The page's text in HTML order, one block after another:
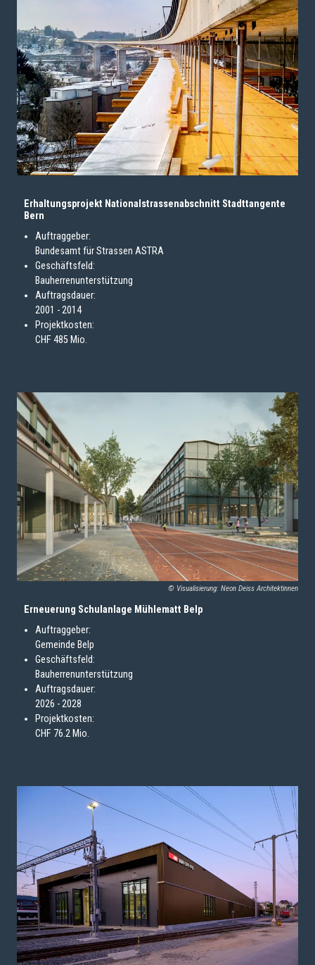
Erhaltungsprojekt Nationalstrassenabschnitt Stadttangente
Bern
Auftraggeber:
Bundesamt für Strassen ASTRA
Geschäftsfeld:
Bauherrenunterstützung
Auftragsdauer:
2001 - 2014
Projektkosten:
CHF 485 Mio.
© Visualisierung: Neon Deiss Architektinnen
Erneuerung Schulanlage Mühlematt Belp
Auftraggeber:
Gemeinde Belp
Geschäftsfeld:
Bauherrenunterstützung
Auftragsdauer:
2026 - 2028
Projektkosten:
CHF 76.2 Mio.